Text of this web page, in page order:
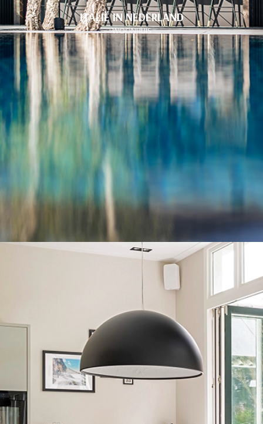
ITALIË IN NEDERLAND
WOONHUIS